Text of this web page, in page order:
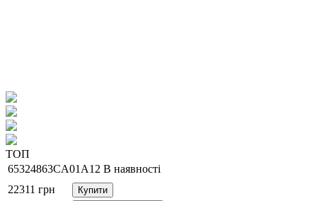
ТОП
65324863CA01A12 В наявності
22311 грн
Купити